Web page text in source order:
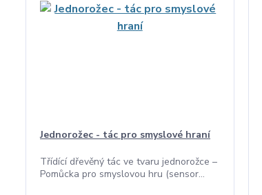
Jednorožec - tác pro smyslové hraní
Třídící dřevěný tác ve tvaru jednorožce –
Pomůcka pro smyslovou hru (sensor...